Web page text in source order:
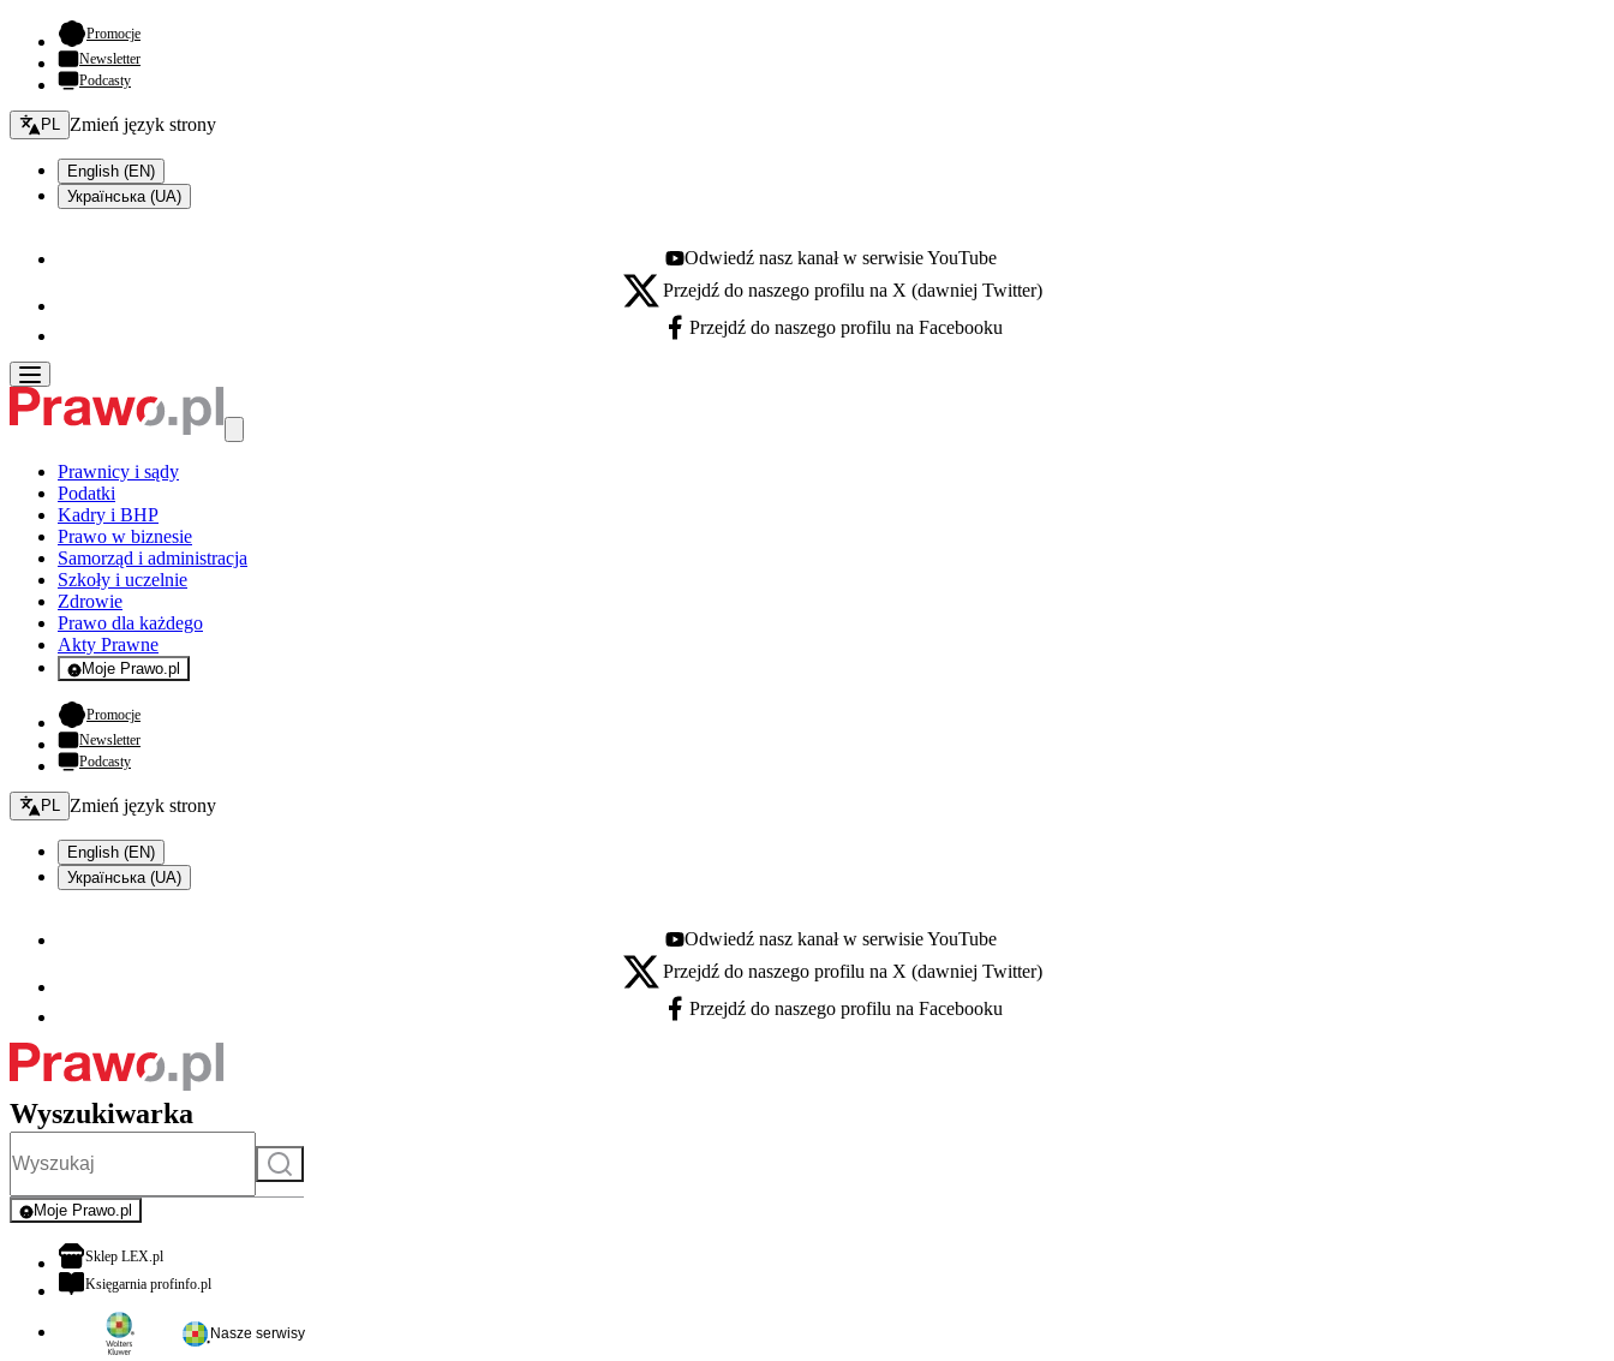
Promocje- otwiera się w nowej karcie
Newsletter
Podcasty
Zmień język - bieżący:
PL Zmień język strony
English (EN)
Українська (UA)
Youtube - otwiera się w nowej karcie
Odwiedź nasz kanał w serwisie YouTube
X - otwiera się w nowej karcie
Przejdź do naszego profilu na X (dawniej Twitter)
Facebook - otwiera się w nowej karcie
Przejdź do naszego profilu na Facebooku
Prawnicy i sądy
Podatki
Kadry i BHP
Prawo w biznesie
Samorząd i administracja
Szkoły i uczelnie
Zdrowie
Prawo dla każdego
Akty Prawne
Moje Prawo.pl
- rejestracja i logowanie do serwisu
Promocje- otwiera się w nowej karcie
Newsletter
Podcasty
Zmień język - bieżący:
PL Zmień język strony
English (EN)
Українська (UA)
Youtube - otwiera się w nowej karcie
Odwiedź nasz kanał w serwisie YouTube
X - otwiera się w nowej karcie
Przejdź do naszego profilu na X (dawniej Twitter)
Facebook - otwiera się w nowej karcie
Przejdź do naszego profilu na Facebooku
Wyszukiwarka
Szukaj
Moje Prawo.pl
- rejestracja i logowanie do serwisu
Sklep LEX.plotwiera się w nowej karcie
Księgarnia profinfo.plotwiera się w nowej karcie
Nasze serwisy